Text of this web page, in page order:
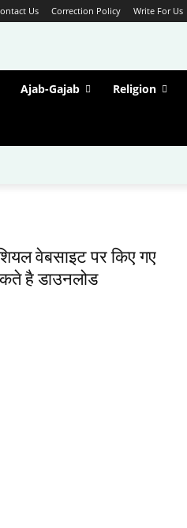
Us Correction Policy Write For Us
Ajab-Gajab Religion
वेबसाइट पर किए गए
है डाउनलोड